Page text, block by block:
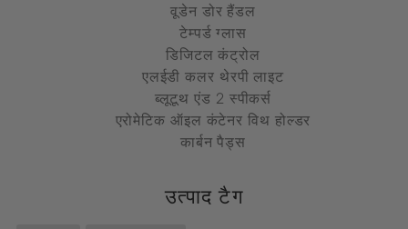
वूडेन डोर हैंडल
टेम्पर्ड ग्लास
डिजिटल कंट्रोल
एलईडी कलर थेरपी लाइट
ब्लूटूथ एंड 2 स्पीकर्स
एरोमेटिक ऑइल कंटेनर विथ होल्डर
कार्बन पैड्स
उत्पाद टैग